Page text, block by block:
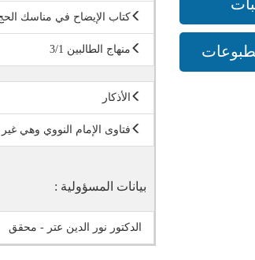
كتاب الإيضاح في مناسك
منهاج الطالبين 3/1
الأذكار
فتاوى الإمام النووي وهي
بيانات المسؤولية :
الدكتور نور الدين عتر - محقق